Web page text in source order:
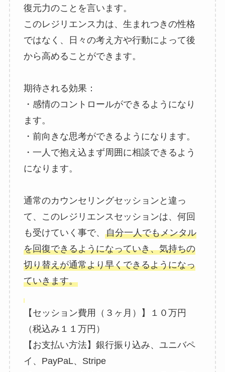
復元力のことを言います。
このレジリエンス力は、生まれつきの性格
ではなく、日々の考え方や行動によって後
から高めることができます。
期待される効果：
・感情のコントロールができるようになり
ます。
・前向きな思考ができるようになります。
・一人で抱え込まず周囲に相談できるよう
になります。
通常のカウンセリングセッションと違っ
て、このレジリエンスセッションは、何回
も受けていく事で、 自分一人でもメンタル
を回復できるようになっていき、気持ちの
切り替えが通常より早くできるようになっ
ていきます。
【セッション費用（３ヶ月）】１０万円
（税込み１１万円）
【お支払い方法】銀行振り込み、ユニバペ
イ、PayPaL、Stripe